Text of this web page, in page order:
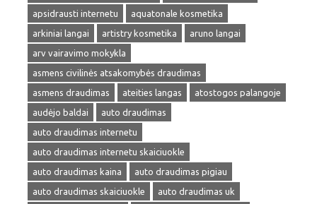
apsidrausti internetu
aquatonale kosmetika
arkiniai langai
artistry kosmetika
aruno langai
arv vairavimo mokykla
asmens civilinės atsakomybės draudimas
asmens draudimas
ateities langas
atostogos palangoje
audėjo baldai
auto draudimas
auto draudimas internetu
auto draudimas internetu skaiciuokle
auto draudimas kaina
auto draudimas pigiau
auto draudimas skaiciuokle
auto draudimas uk